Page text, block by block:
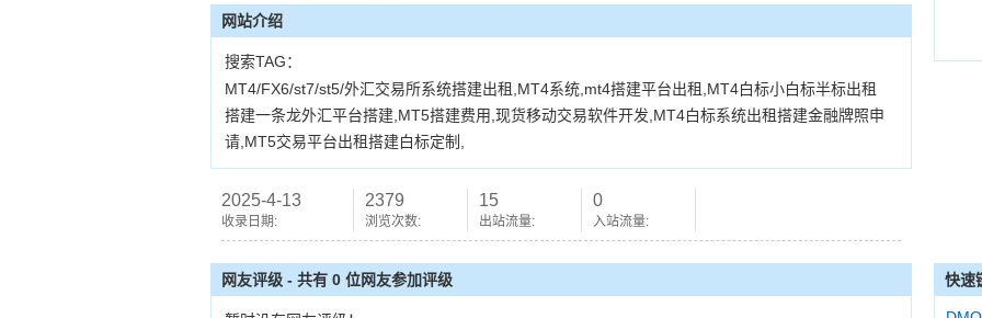
网站介绍
搜索TAG：
MT4/FX6/st7/st5/外汇交易所系统搭建出租,MT4系统,mt4搭建平台出租,MT4白标小白标半标出租
搭建一条龙外汇平台搭建,MT5搭建费用,现货移动交易软件开发,MT4白标系统出租搭建金融牌照申
请,MT5交易平台出租搭建白标定制,
2025-4-13
收录日期:
2379
浏览次数:
15
出站流量:
0
入站流量:
网友评级 - 共有 0 位网友参加评级 快速